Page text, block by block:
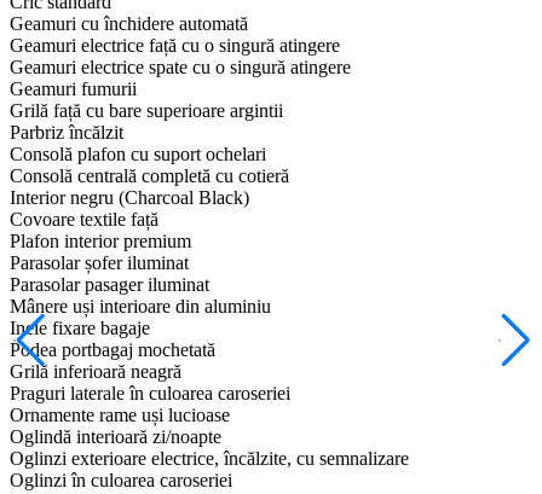
Geamuri cu închidere automată
Geamuri electrice față cu o singură atingere
Geamuri electrice spate cu o singură atingere
Geamuri fumurii
Grilă față cu bare superioare argintii
Parbriz încălzit
Consolă plafon cu suport ochelari
Consolă centrală completă cu cotieră
Interior negru (Charcoal Black)
Covoare textile față
Plafon interior premium
Parasolar șofer iluminat
Parasolar pasager iluminat
Mânere uși interioare din aluminiu
Inele fixare bagaje
Podea portbagaj mochetată
Grilă inferioară neagră
Praguri laterale în culoarea caroseriei
Ornamente rame uși lucioase
Oglindă interioară zi/noapte
Oglinzi exterioare electrice, încălzite, cu semnalizare
Oglinzi în culoarea caroseriei